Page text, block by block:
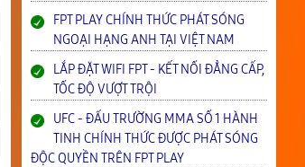
FPT PLAY CHÍNH THỨC PHÁT SÓNG
NGOẠI HẠNG ANH TẠI VIỆT NAM
LẮP ĐẶT WIFI FPT - KẾT NỐI ĐẲNG CẤP,
TỐC ĐỘ VƯỢT TRỘI
UFC - ĐẤU TRƯỜNG MMA SỐ 1 HÀNH
TINH CHÍNH THỨC ĐƯỢC PHÁT SÓNG
ĐỘC QUYỀN TRÊN FPT PLAY